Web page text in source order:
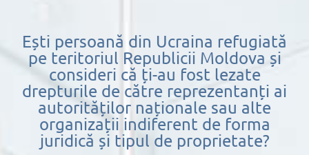
Ești persoană din Ucraina refugiată
pe teritoriul Republicii Moldova și
consideri că ți-au fost lezate
drepturile de către reprezentanți ai
autorităților naționale sau alte
organizații indiferent de forma
juridică și tipul de proprietate?